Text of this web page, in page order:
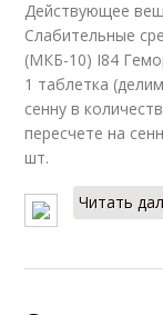
Действующее
Слабительные
(МКБ-10) I84
1 таблетка
сенну в
пересчете на
шт.
Читать